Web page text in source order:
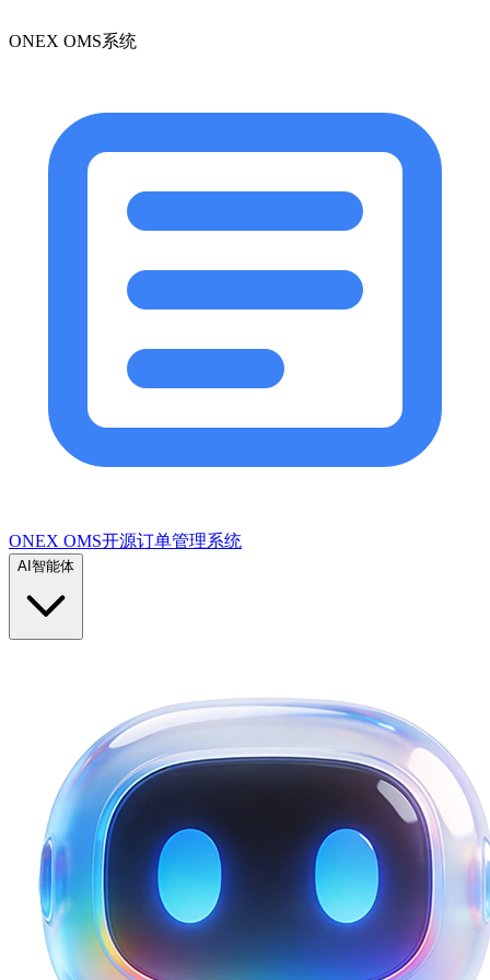
ONEX OMS系统
ONEX OMS开源订单管理系统
AI智能体